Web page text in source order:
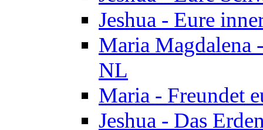
Jeshua - Eure
Maria Magdalena
NL
Maria - Freundet
Jeshua - Das